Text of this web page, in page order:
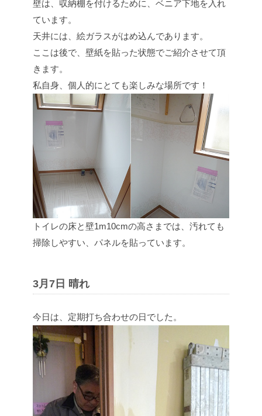
壁は、収納棚を付けるために、ベニア下地を入れ
ています。
天井には、絵ガラスがはめ込んであります。
ここは後で、壁紙を貼った状態でご紹介させて頂
きます。
私自身、個人的にとても楽しみな場所です！
トイレの床と壁1m10cmの高さまでは、汚れても
掃除しやすい、パネルを貼っています。
3月7日 晴れ
今日は、定期打ち合わせの日でした。